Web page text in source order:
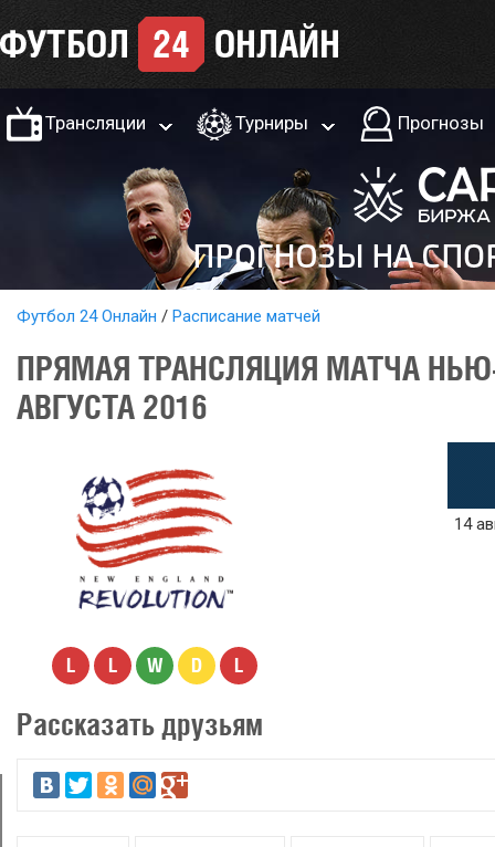
Трансляции Турниры Прогнозы
Футбол 24 Онлайн Расписание матчей
ПРЯМАЯ ТРАНСЛЯЦИЯ МАТЧА
АВГУСТА 2016
L L W D L
14
Рассказать друзьям